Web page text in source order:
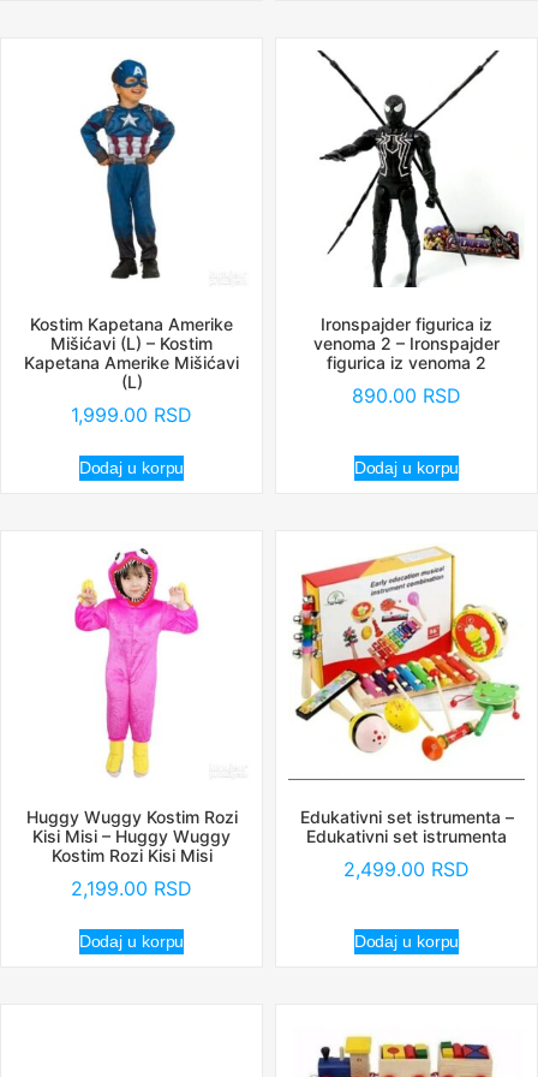
Kostim Kapetana Amerike
Mišićavi (L) – Kostim
Kapetana Amerike Mišićavi
(L)
1,999.00 RSD
Dodaj u korpu
Ironspajder figurica iz
venoma 2 – Ironspajder
figurica iz venoma 2
890.00 RSD
Dodaj u korpu
Huggy Wuggy Kostim Rozi
Kisi Misi – Huggy Wuggy
Kostim Rozi Kisi Misi
2,199.00 RSD
Dodaj u korpu
Edukativni set istrumenta –
Edukativni set istrumenta
2,499.00 RSD
Dodaj u korpu